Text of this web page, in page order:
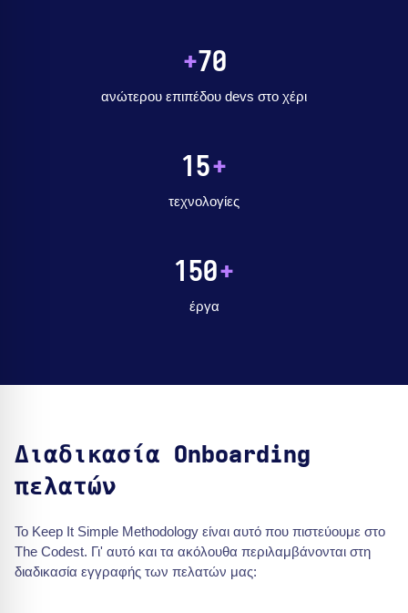
+70
ανώτερου επιπέδου devs στο χέρι
15+
τεχνολογίες
150+
έργα
Διαδικασία Onboarding
πελατών
Το Keep It Simple Methodology είναι αυτό που πιστεύουμε στο
The Codest. Γι' αυτό και τα ακόλουθα περιλαμβάνονται στη
διαδικασία εγγραφής των πελατών μας: